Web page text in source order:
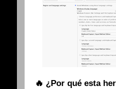
🔥 ¿Por qué esta